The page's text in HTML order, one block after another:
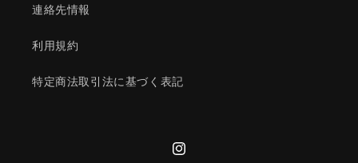
連絡先情報
利用規約
特定商法取引法に基づく表記
Instagram